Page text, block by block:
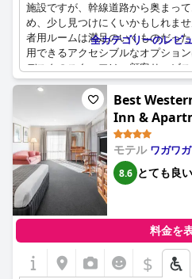
施設ですが、幹線道路から奥まっ
め、少し見つけにくいかもしれま
者用ルームは満足のいくものだっ
用できるアクセシブルなオプショ
デスクのスタッフは、顧客サービ
れません。一部の宿泊客は、対応
ければならなかったからです。残
情報が不足していたため、予定を
というマイナスの経験をした宿泊
は、ホテルは静かで、あらゆる場
ありますが、一部の部屋にはエア
場合があることに注意してくださ
ティを重視し、特定の設備が必要
に確認するのが最善かもしれません
全カテゴリーのレビ
Best
Inn &
モテル ワガワガ
8.6 とても良い
料金を
$